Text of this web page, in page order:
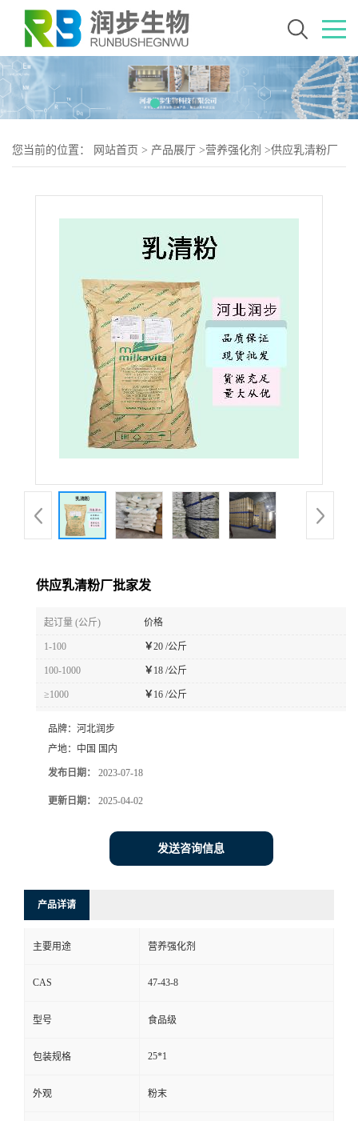
您当前的位置： 网站首页 > 产品展厅 >营养强化剂 >供应乳清粉厂
供应乳清粉厂批家发
起订量 (公斤) 价格
1-100 ￥20 /公斤
100-1000 ￥18 /公斤
≥1000 ￥16 /公斤
品牌： 河北润步
产地： 中国 国内
发布日期： 2023-07-18
更新日期： 2025-04-02
发送咨询信息
产品详请
主要用途 营养强化剂
CAS 47-43-8
型号 食品级
包装规格 25*1
外观 粉末